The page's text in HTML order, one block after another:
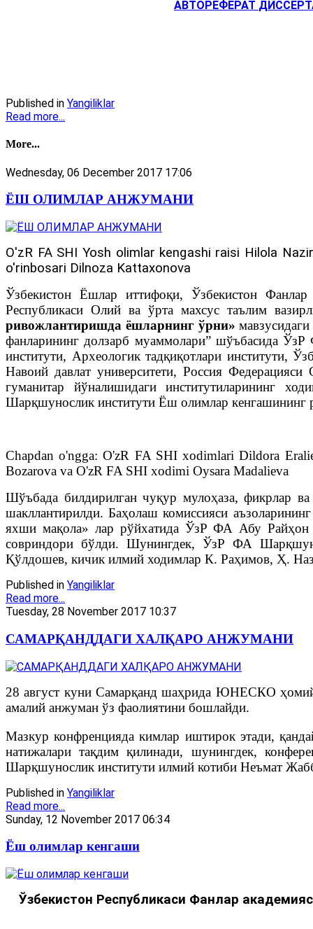
АВТОРЕФЕРАТ
Published in Yangiliklar
Read more...
More...
Wednesday, 06 December 2017 17:06
ЁШ ОЛИМЛАР АНЖУМАНИ
O'zR FA SHI Yosh olimlar kengashi raisi Hilola
o'rinbosari Dilnoza Kattaxonova
Ўзбекистон Ёшлар иттифоқи, Ўзбекистон Фанлар
Республикаси Олий ва ўрта махсус таълим
ривожлантиришда ёшларнинг ўрни»
фанларининг долзарб муаммолари” шўъбасида
институти, Археологик тадқиқотлари институти,
Навоий давлат университети, Россия
гуманитар йўналишидаги институтиларининг
Шарқшунослик институти Ёш олимлар кенгашининг
Chapdan o'ngga: O'zR FA SHI xodimlari Dildora
Bozarova va O'zR FA SHI xodimi Oysara Madalieva
Шўъбада билдирилган чуқур мулоҳаза, фикрлар
шакллантирилди. Баҳолаш комиссияси
яхши мақола» лар рўйхатида ЎзР ФА Абу
совриндори бўлди. Шунингдек, ЎзР ФА
Қўлдошев, кичик илмий ходимлар К. Раҳимов, Ҳ.
Published in Yangiliklar
Read more...
Tuesday, 28 November 2017 10:37
САМАРҚАНДДАГИ ХАЛҚАРО АНЖУМАНИ
28 август куни Самарқанд шаҳрида ЮНЕСКО
амалий анжуман ўз фаолиятини бошлайди.
Мазкур конфренцияда кимлар иштирок этади,
натижалари тақдим қилинади, шунингдек,
Шарқшунослик институти илмий котиби Неъмат
Published in Yangiliklar
Read more...
Sunday, 12 November 2017 06:34
Ёш олимлар кенгаши
Ўзбекистон Республикаси Фанлар